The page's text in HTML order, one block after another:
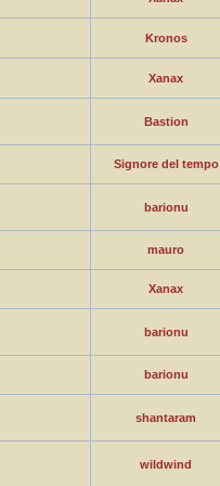
Kronos
Xanax
Bastion
Signore del tempo
barionu
mauro
Xanax
barionu
barionu
shantaram
wildwind